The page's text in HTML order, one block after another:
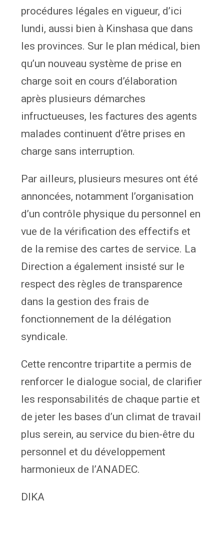
procédures légales en vigueur, d’ici
lundi, aussi bien à Kinshasa que dans
les provinces. Sur le plan médical, bien
qu’un nouveau système de prise en
charge soit en cours d’élaboration
après plusieurs démarches
infructueuses, les factures des agents
malades continuent d’être prises en
charge sans interruption.
Par ailleurs, plusieurs mesures ont été
annoncées, notamment l’organisation
d’un contrôle physique du personnel en
vue de la vérification des effectifs et
de la remise des cartes de service. La
Direction a également insisté sur le
respect des règles de transparence
dans la gestion des frais de
fonctionnement de la délégation
syndicale.
Cette rencontre tripartite a permis de
renforcer le dialogue social, de clarifier
les responsabilités de chaque partie et
de jeter les bases d’un climat de travail
plus serein, au service du bien-être du
personnel et du développement
harmonieux de l’ANADEC.
DIKA